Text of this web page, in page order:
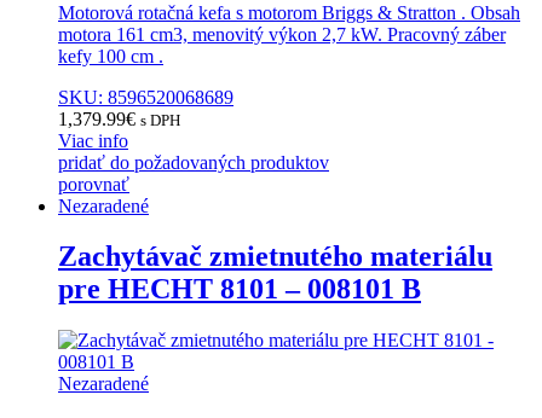
Motorová rotačná kefa s motorom Briggs & Stratton . Obsah
motora 161 cm3, menovitý výkon 2,7 kW. Pracovný záber
kefy 100 cm .
SKU: 8596520068689
1,379.99€ s DPH
Viac info
pridať do požadovaných produktov
porovnať
Nezaradené
Zachytávač zmietnutého materiálu
pre HECHT 8101 – 008101 B
Nezaradené